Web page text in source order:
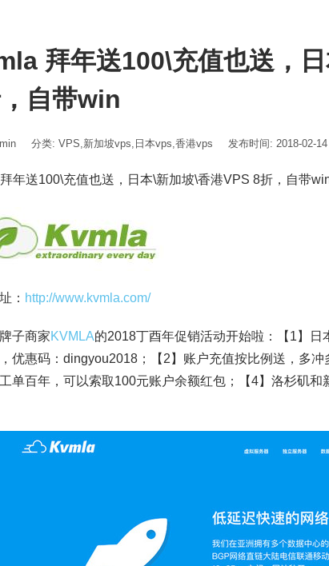
拜年送100\充值也送，
自带win
分类: VPS,新加坡vps, 日本vps,香港vps 发布时间: 2018-02-
年送100\充值也送，日本\新加坡\香港VPS 8折，自带
： http://www.kvmla.com/
子商家KVMLA的2018丁酉年促销活动开始啦：【1】
优惠码：dingyou2018；【2】账户充值按比例送，多
单百年，可以索取100元账户余额红包；【4】洛杉矶